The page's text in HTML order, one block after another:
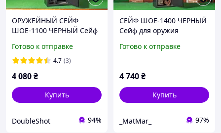
ОРУЖЕЙНЫЙ СЕЙФ
ШОЕ-1100 ЧЕРНЫЙ Сейф
Готово к отправке
4.7 (3)
4 080₴
Купить
DoubleShot 94%
СЕЙФ ШОЕ-1400 ЧЕРНЫЙ
Сейф для оружия
Готово к отправке
4 740₴
Купить
_MatMar_ 97%